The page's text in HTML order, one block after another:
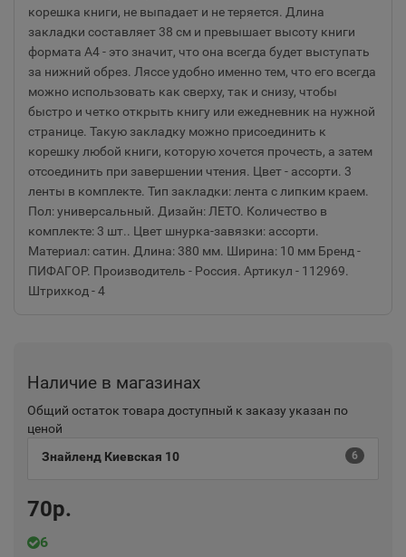
корешка книги, не выпадает и не теряется. Длина
закладки составляет 38 см и превышает высоту книги
формата А4 - это значит, что она всегда будет выступать
за нижний обрез. Ляссе удобно именно тем, что его всегда
можно использовать как сверху, так и снизу, чтобы
быстро и четко открыть книгу или ежедневник на нужной
странице. Такую закладку можно присоединить к
корешку любой книги, которую хочется прочесть, а затем
отсоединить при завершении чтения. Цвет - ассорти. 3
ленты в комплекте. Тип закладки: лента с липким краем.
Пол: универсальный. Дизайн: ЛЕТО. Количество в
комплекте: 3 шт.. Цвет шнурка-завязки: ассорти.
Материал: сатин. Длина: 380 мм. Ширина: 10 мм Бренд -
ПИФАГОР. Производитель - Россия. Артикул - 112969.
Штрихкод - 4
Наличие в магазинах
Общий остаток товара доступный к заказу указан по
ценой
Знайленд Киевская 10
6
70р.
6